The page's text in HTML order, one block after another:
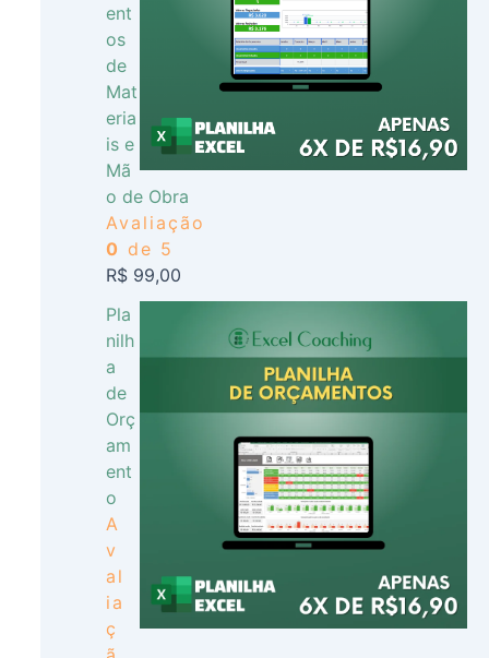
ent
os
de
Mat
eria
is e
Mã
o de Obra
Avaliação
0 de 5
R$99,00
Pla
nilh
a
de
Orç
am
ent
o
A
v
al
ia
ç